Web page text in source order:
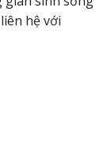
hệ với